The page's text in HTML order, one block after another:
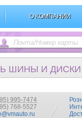
О КОМПАНИИ
ШИНЫ И ДИСКИ
995-7474
768-5527